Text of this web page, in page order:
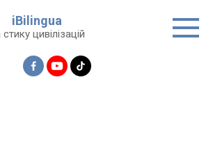
iBilingua
цивілізацій